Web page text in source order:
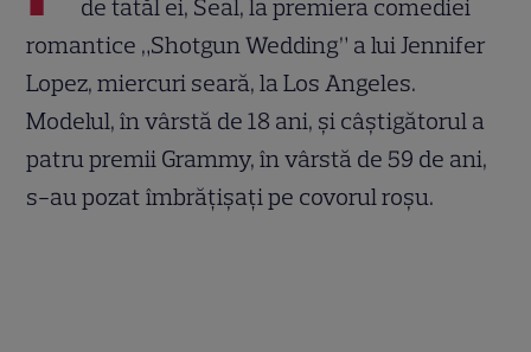
de tatăl ei, Seal, la premiera comediei
romantice „Shotgun Wedding” a lui Jennifer
Lopez, miercuri seară, la Los Angeles.
Modelul, în vârstă de 18 ani, și câștigătorul a
patru premii Grammy, în vârstă de 59 de ani,
s-au pozat îmbrățișați pe covorul roșu.